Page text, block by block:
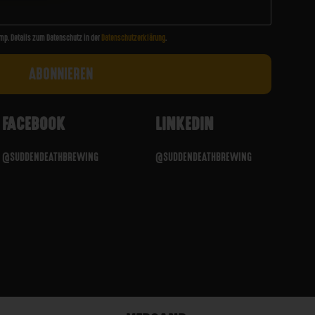
Details zum Datenschutz in der Datenschutzerklärung.
FACEBOOK
@SUDDENDEATHBREWING
LINKEDIN
@SUDDENDEATHBREWING